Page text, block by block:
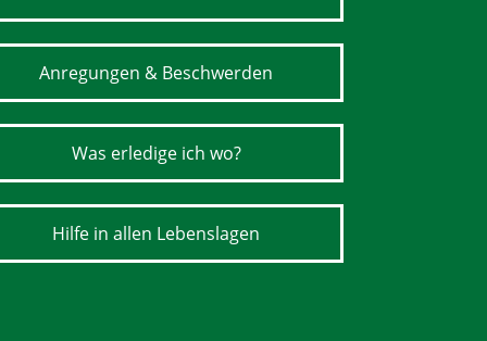
Anregungen & Beschwerden
Was erledige ich wo?
Hilfe in allen Lebenslagen